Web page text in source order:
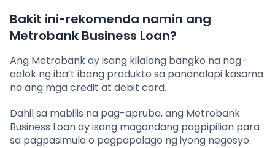
Bakit ini-rekomenda namin ang
Metrobank Business Loan?
Ang Metrobank ay isang kilalang bangko na nag-
aalok ng iba’t ibang produkto sa pananalapi kasama
na ang mga credit at debit card.
Dahil sa mabilis na pag-apruba, ang Metrobank
Business Loan ay isang magandang pagpipilian para
sa pagpasimula o pagpapalago ng iyong negosyo.